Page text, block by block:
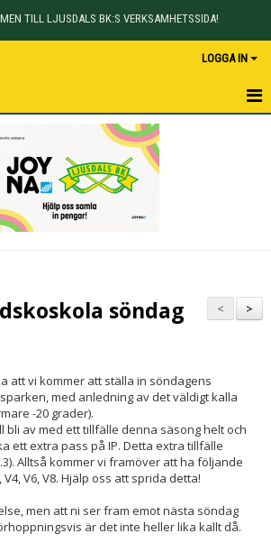
TILL LJUSDALS BK:S VERKSAMHETSSIDA!
LOGGA IN
>
<
söndag
att vi kommer att ställa in söndagens
med anledning av det väldigt kalla
-20 grader).
bli av med ett tillfälle denna säsong helt och
ett extra pass på IP. Detta extra tillfälle
Alltså kommer vi framöver att ha följande
V6, V8. Hjälp oss att sprida detta!
men att ni ser fram emot nästa söndag
är det inte heller lika kallt då.